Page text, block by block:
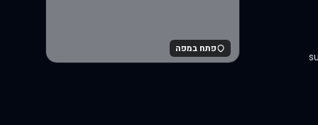
פתח במפה